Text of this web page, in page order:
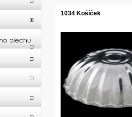
1034 Košíček